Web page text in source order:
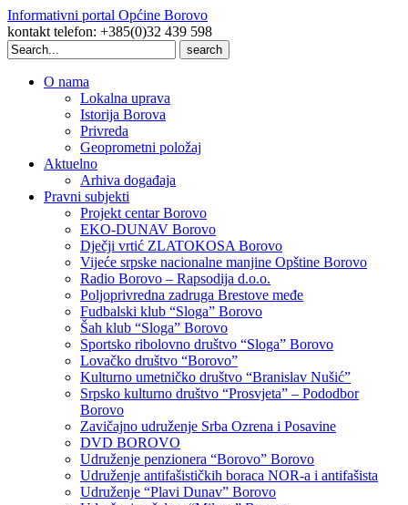
Informativni portal Općine Borovo
kontakt telefon: +385(0)32 439 598
Search
for:
O nama
Lokalna uprava
Istorija Borova
Privreda
Geoprometni položaj
Aktuelno
Arhiva događaja
Pravni subjekti
Projekt centar Borovo
EKO-DUNAV Borovo
Dječji vrtić ZLATOKOSA Borovo
Vijeće srpske nacionalne manjine Opštine Borovo
Radio Borovo – Rapsodija d.o.o.
Poljoprivredna zadruga Brestove međe
Fudbalski klub “Sloga” Borovo
Šah klub “Sloga” Borovo
Sportsko ribolovno društvo “Sloga” Borovo
Lovačko društvo “Borovo”
Kulturno umetničko društvo “Branislav Nušić”
Srpsko kulturno društvo “Prosvjeta” – Pododbor
Borovo
Zavičajno udruženje Srba Ozrena i Posavine
DVD BOROVO
Udruženje penzionera “Borovo” Borovo
Udruženje antifašističkih boraca NOR-a i antifašista
Udruženje “Plavi Dunav” Borovo